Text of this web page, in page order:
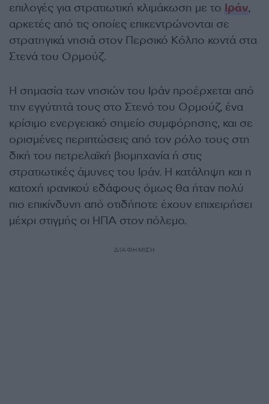
επιλογές για στρατιωτική κλιμάκωση με το Ιράν,
αρκετές από τις οποίες επικεντρώνονται σε
στρατηγικά νησιά στον Περσικό Κόλπο κοντά στα
Στενά του Ορμούζ.
Η σημασία των νησιών του Ιράν προέρχεται από
την εγγύτητά τους στο Στενό του Ορμούζ, ένα
κρίσιμο ενεργειακό σημείο συμφόρησης, και σε
ορισμένες περιπτώσεις από τον ρόλο τους στη
δική του πετρελαϊκή βιομηχανία ή στις
στρατιωτικές άμυνες του Ιράν. Η κατάληψη και η
κατοχή ιρανικού εδάφους όμως θα ήταν πολύ
πιο επικίνδυνη από οτιδήποτε έχουν επιχειρήσει
μέχρι στιγμής οι ΗΠΑ στον πόλεμο.
ΔΙΑΦΗΜΙΣΗ